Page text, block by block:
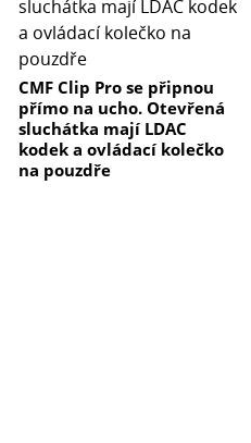
CMF Clip Pro se připnou
přímo na ucho. Otevřená
sluchátka mají LDAC
kodek a ovládací kolečko
na pouzdře